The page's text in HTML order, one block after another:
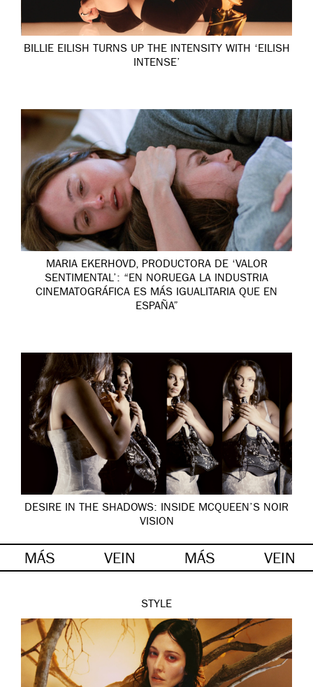
BILLIE EILISH TURNS UP THE INTENSITY WITH ‘EILISH
INTENSE’
MARIA EKERHOVD, PRODUCTORA DE ‘VALOR
SENTIMENTAL’: “EN NORUEGA LA INDUSTRIA
CINEMATOGRÁFICA ES MÁS IGUALITARIA QUE EN
ESPAÑA”
DESIRE IN THE SHADOWS: INSIDE MCQUEEN’S NOIR
VISION
MÁS VEIN MÁS VEIN
STYLE